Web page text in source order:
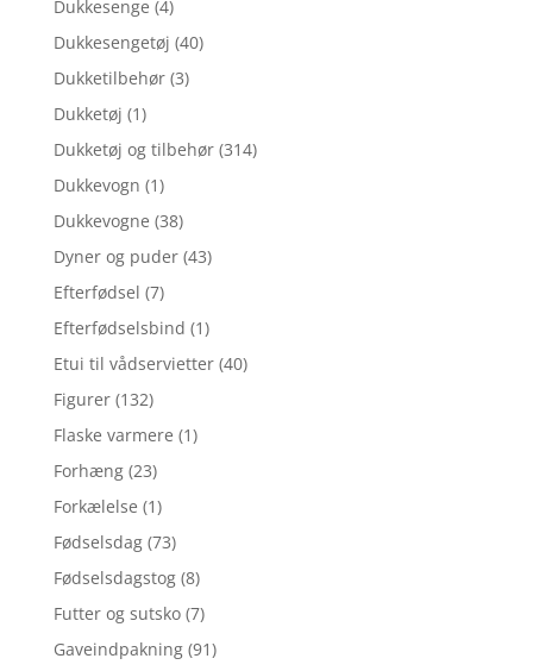
Dukkesenge (4)
Dukkesengetøj (40)
Dukketilbehør (3)
Dukketøj (1)
Dukketøj og tilbehør (314)
Dukkevogn (1)
Dukkevogne (38)
Dyner og puder (43)
Efterfødsel (7)
Efterfødselsbind (1)
Etui til vådservietter (40)
Figurer (132)
Flaske varmere (1)
Forhæng (23)
Forkælelse (1)
Fødselsdag (73)
Fødselsdagstog (8)
Futter og sutsko (7)
Gaveindpakning (91)